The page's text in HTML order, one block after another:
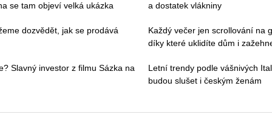
se tam objeví velká ukázka
dozvědět, jak se prodává
Slavný investor z filmu Sázka na
a dostatek vlákniny
Každý večer jen scrollování na
díky které uklidíte dům i
Letní trendy podle vášnivých
budou slušet i českým ženám